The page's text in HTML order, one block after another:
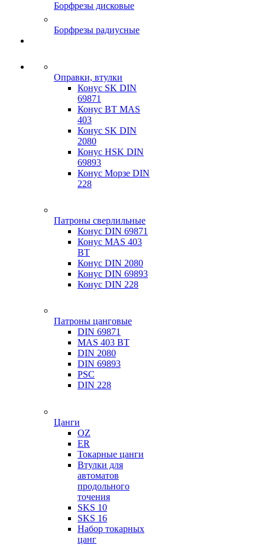
Борфрезы дисковые
Борфрезы радиусные
Оправки, втулки
Конус SK DIN
69871
Конус BT MAS
403
Конус SK DIN
2080
Конус HSK DIN
69893
Конус Морзе DIN
228
Патроны сверлильные
Конус DIN 69871
Конус MAS 403
BT
Конус DIN 2080
Конус DIN 69893
Конус DIN 228
Патроны цанговые
DIN 69871
MAS 403 BT
DIN 2080
DIN 69893
PSC
DIN 228
Цанги
OZ
ER
Токарные цанги
Втулки для
автоматов
продольного
точения
SKS 10
SKS 16
Набор токарных
цанг